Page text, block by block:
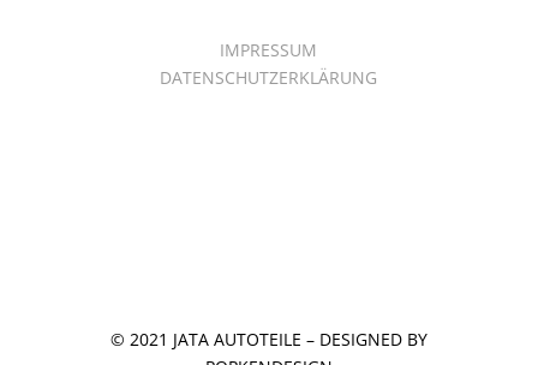
IMPRESSUM
DATENSCHUTZERKLÄRUNG
© 2021 JATA AUTOTEILE – DESIGNED BY